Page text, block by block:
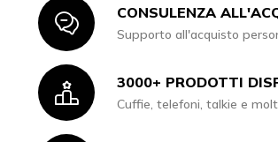
IconCONSULENZA
Supporto all'acquisto
Icon3000+ PRODOTTI
Cuffie, telefoni, talkie e